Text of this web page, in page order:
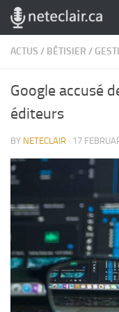
Skip to content
ACTUS / BÊTISIER /
Google accusé
éditeurs
BY NETECLAIR · 17